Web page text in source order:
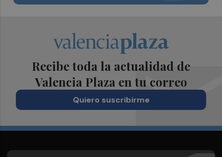
Recibe toda la actualidad de
Valencia Plaza en tu correo
Quiero suscribirme